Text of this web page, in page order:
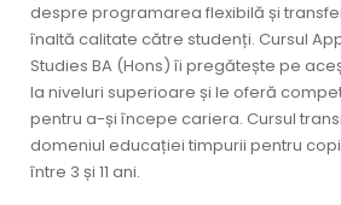
despre programarea flexibilă și
înaltă calitate către studenți. Cursul
Studies BA (Hons) îi pregătește pe
la niveluri superioare și le oferă
pentru a-și începe cariera. Cursul
domeniul educației timpurii pentru
între 3 și 11 ani.